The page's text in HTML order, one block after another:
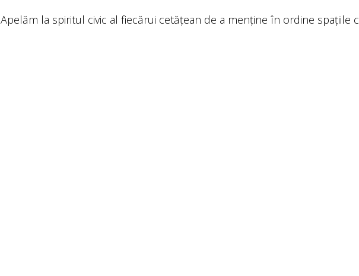
Apelăm la spiritul civic al fiecărui cetățean de a menține în ordine spațiile